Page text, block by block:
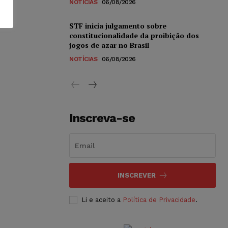
NOTÍCIAS 06/08/2026
STF inicia julgamento sobre
constitucionalidade da proibição dos
jogos de azar no Brasil
NOTÍCIAS 06/08/2026
Inscreva-se
INSCREVER
Li e aceito a Política de Privacidade.